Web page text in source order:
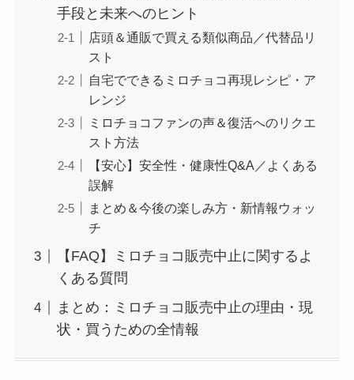
手段と未来へのヒント
店頭＆通販で買える類似商品／代替品リ
スト
自宅でできるミロチョコ再現レシピ・ア
レンジ
ミロチョコファンの声＆復活へのリクエ
スト方法
【安心】安全性・健康性Q&A／よくある
誤解
まとめ＆今後の楽しみ方・新情報ウォッ
チ
【FAQ】ミロチョコ販売中止に関するよ
くある質問
まとめ：ミロチョコ販売中止の理由・現
状・買うための全情報